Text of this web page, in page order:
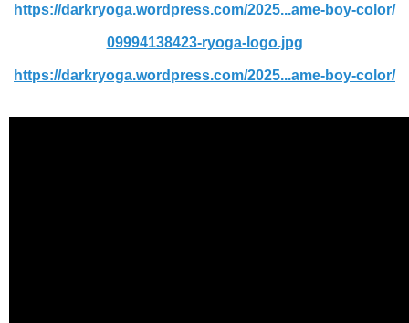
https://darkryoga.wordpress.com/2025...ame-boy-color/
09994138423-ryoga-logo.jpg
https://darkryoga.wordpress.com/2025...ame-boy-color/